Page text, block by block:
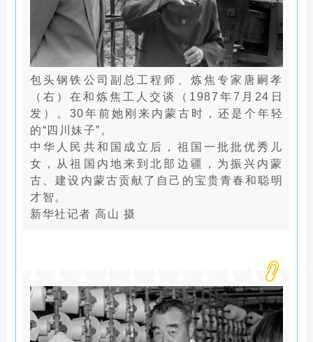
包头钢铁公司副总工程师、炼焦专家唐嗣孝
（右）在和炼焦工人交谈（1987年7月24日
发）。30年前她刚来内蒙古时，还是个年轻
的“四川妹子”。
中华人民共和国成立后，祖国一批批优秀儿
女，从祖国内地来到北部边疆，为振兴内蒙
古、建设内蒙古贡献了自己的宝贵青春和聪明
才智。
新华社记者 高山 摄